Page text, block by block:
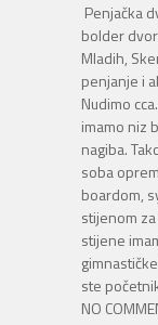
Penjačka
bolder
Mladih,
penjanje i
Nudimo
imamo niz
nagiba.
soba
boardom,
stijenom
stijene
ste
NO